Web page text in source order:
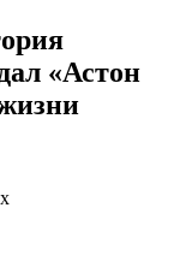
«Астон